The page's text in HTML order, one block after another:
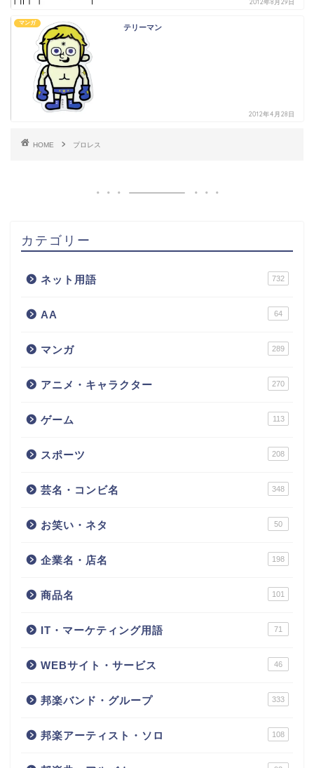
2012年8月29日
マンガ
テリーマン
2012年4月28日
HOME プロレス
カテゴリー
ネット用語 732
AA 64
マンガ 289
アニメ・キャラクター 270
ゲーム 113
スポーツ 208
芸名・コンビ名 348
お笑い・ネタ 50
企業名・店名 198
商品名 101
IT・マーケティング用語 71
WEBサイト・サービス 46
邦楽バンド・グループ 333
邦楽アーティスト・ソロ 108